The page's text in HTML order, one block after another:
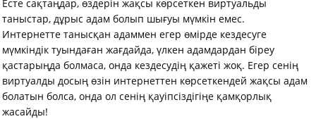
Есте сақтаңдар, өздерін жақсы көрсеткен виртуальды
таныстар, дұрыс адам болып шығуы мүмкін емес.
Интернетте танысқан адаммен егер өмірде кездесуге
мүмкіндік туындаған жағдайда, үлкен адамдардан біреу
қастарыңда болмаса, онда кездесудің қажеті жоқ. Егер сенің
виртуалды досың өзін интернеттен көрсеткендей жақсы адам
болатын болса, онда ол сенің қауіпсіздігіңе қамқорлық
жасайды!